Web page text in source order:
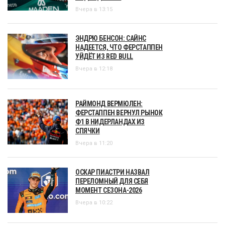
Вчера в 13:15
ЭНДРЮ БЕНСОН: САЙНС
НАДЕЕТСЯ, ЧТО ФЕРСТАППЕН
УЙДЁТ ИЗ RED BULL
Вчера в 12:18
РАЙМОНД ВЕРМЮЛЕН:
ФЕРСТАППЕН ВЕРНУЛ РЫНОК
Ф1 В НИДЕРЛАНДАХ ИЗ
СПЯЧКИ
Вчера в 11:20
ОСКАР ПИАСТРИ НАЗВАЛ
ПЕРЕЛОМНЫЙ ДЛЯ СЕБЯ
МОМЕНТ СЕЗОНА-2026
Вчера в 10:22